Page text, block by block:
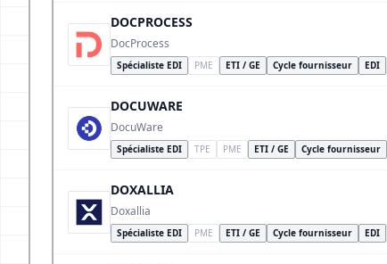
DOCPROCESS
DocProcess
Spécialiste EDI PME ETI / GE Cycle fournisseur EDI
DOCUWARE
DocuWare
Spécialiste EDI TPE PME ETI / GE Cycle fournisseur
DOXALLIA
Doxallia
Spécialiste EDI PME ETI / GE Cycle fournisseur EDI